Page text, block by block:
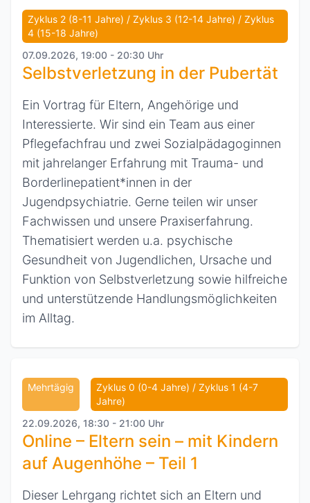
Zyklus 2 (8-11 Jahre) / Zyklus 3 (12-14 Jahre) / Zyklus
4 (15-18 Jahre)
07.09.2026, 19:00 - 20:30 Uhr
Selbstverletzung in der Pubertät
Ein Vortrag für Eltern, Angehörige und
Interessierte. Wir sind ein Team aus einer
Pflegefachfrau und zwei Sozialpädagoginnen
mit jahrelanger Erfahrung mit Trauma- und
Borderlinepatient*innen in der
Jugendpsychiatrie. Gerne teilen wir unser
Fachwissen und unsere Praxiserfahrung.
Thematisiert werden u.a. psychische
Gesundheit von Jugendlichen, Ursache und
Funktion von Selbstverletzung sowie hilfreiche
und unterstützende Handlungsmöglichkeiten
im Alltag.
Mehrtägig
Zyklus 0 (0-4 Jahre) / Zyklus 1 (4-7
Jahre)
22.09.2026, 18:30 - 21:00 Uhr
Online – Eltern sein – mit Kindern
auf Augenhöhe – Teil 1
Dieser Lehrgang richtet sich an Eltern und